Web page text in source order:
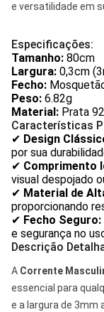
e versatilidade em
Especificações:
Tamanho: 80cm
Largura: 0,3cm
Fecho:
Peso: 6.82g
Material: Prata
Características
✔ Design
por sua
✔ Comprimento
visual despojado
✔ Material de
proporcionando
✔ Fecho Seguro:
e segurança no
Descrição
A Corrente
essencial para
e a largura de 3mm